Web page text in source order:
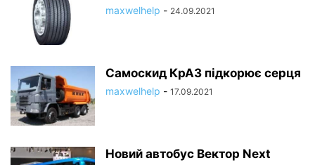
maxwelhelp - 24.09.2021
Самоскид КрАЗ підкорює серця
maxwelhelp - 17.09.2021
Новий автобус Вектор Next